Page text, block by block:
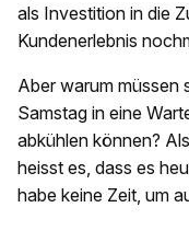
als Investition in die
Kundenerlebnis
Aber warum müssen
Samstag in eine
abkühlen können?
heisst es, dass es
habe keine Zeit, um